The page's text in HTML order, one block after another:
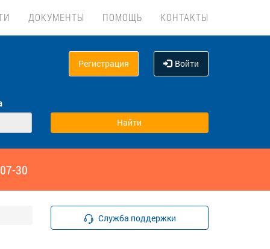
ДОКУМЕНТЫ ПОМОЩЬ КОНТАКТЫ
Регистрация Войти
30
Служба поддержки